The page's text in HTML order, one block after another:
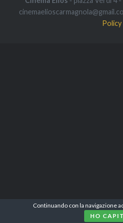
Policy
Continuando con la navigazione
HO